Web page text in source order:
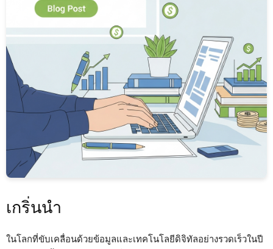
เกริ่นนำ
ในโลกที่ขับเคลื่อนด้วยข้อมูลและเทคโนโลยีดิจิทัลอย่างรวดเร็วในปี